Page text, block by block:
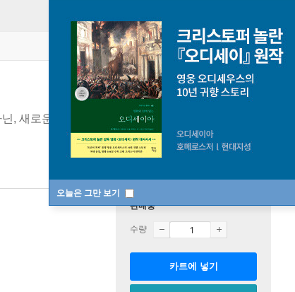
오늘은 그만 보기
, 새로운 가족의 탄생
판매중
수량
카트에 넣기